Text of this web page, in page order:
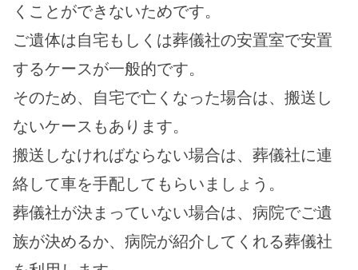
くことができないためです。
ご遺体は自宅もしくは葬儀社の安置室で安置
するケースが一般的です。
そのため、自宅で亡くなった場合は、搬送し
ないケースもあります。
搬送しなければならない場合は、葬儀社に連
絡して車を手配してもらいましょう。
葬儀社が決まっていない場合は、病院でご遺
族が決めるか、病院が紹介してくれる葬儀社